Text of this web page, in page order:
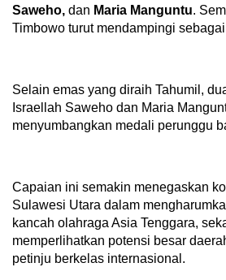
Saweho, dan Maria Manguntu.
Timbowo turut mendampingi
Selain emas yang diraih Tahumil,
Israellah Saweho dan Maria
menyumbangkan medali perunggu
Capaian ini semakin menegaskan
Sulawesi Utara dalam
kancah olahraga Asia Tenggara,
memperlihatkan potensi besar
petinju berkelas internasional.